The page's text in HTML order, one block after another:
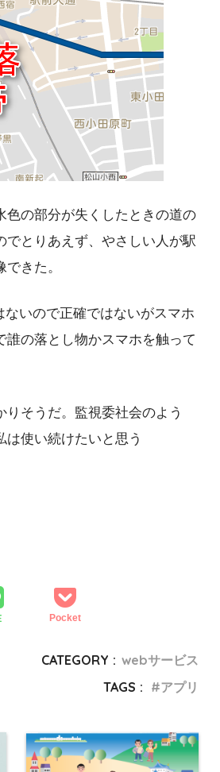
色の部分が失くしたときの道の
でとりあえず、やさしい人が駅
きた。
いので正確ではないがスマホ
の落とし物かスマホを触って
そうだ。監視委社会のよう
使い続けたいと思う
Pocket
CATEGORY : webサービス
TAGS :
アプリ